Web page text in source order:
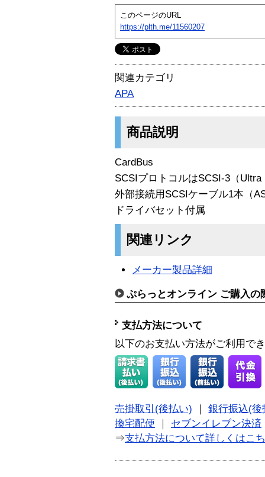
このページのURL
https://plth.me/11560207
関連カテゴリ
APA
商品説明
CardBus
SCSIプロトコルはSCSI-3（Ultra
外部接続用SCSIケーブル1本（
ドライバセット付属
関連リンク
メーカー製品詳細
ぷらっとオンライン ご購入の
支払方法について
以下のお支払い方法がご利用で
売掛取引(後払い)
銀行振込(後
換宅配便
セブンイレブン決済
⇒支払方法について詳しくはこ